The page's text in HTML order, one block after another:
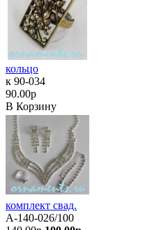
кольцо
к 90-034
90.00р
В Корзину
комплект свад.
А-140-026/100